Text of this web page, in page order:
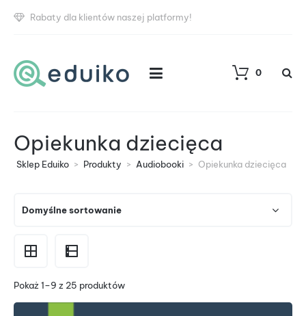
Rabaty dla klientów naszej platformy!
0
Opiekunka dziecięca
Sklep Eduiko > Produkty > Audiobooki > Opiekunka dziecięca
Pokaż 1–9 z 25 produktów